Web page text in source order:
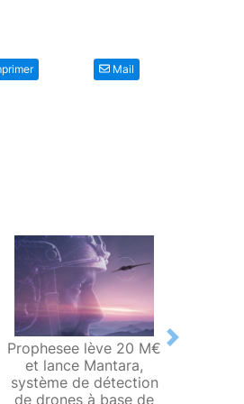
Mail
Prophesee lève 20 M€
et lance Mantara,
système de détection
de drones à base de
Next